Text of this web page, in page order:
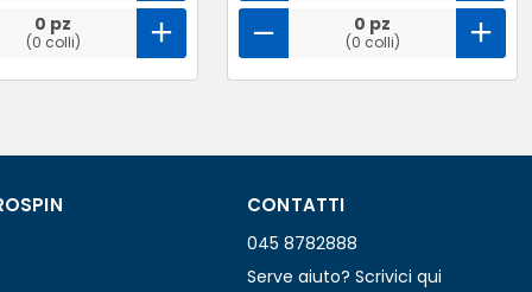
0 pz
(0 colli)
0 pz
(0 colli)
CONTATTI
045 8782888
Serve aiuto? Scrivici qui